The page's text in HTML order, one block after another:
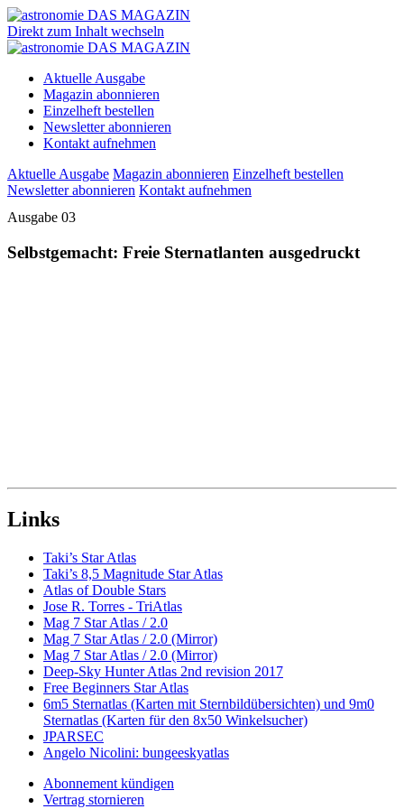
Direkt zum Inhalt wechseln
Aktuelle Ausgabe
Magazin abonnieren
Einzelheft bestellen
Newsletter abonnieren
Kontakt aufnehmen
Aktuelle Ausgabe Magazin abonnieren Einzelheft bestellen
Newsletter abonnieren Kontakt aufnehmen
Ausgabe 03
Selbstgemacht: Freie Sternatlanten ausgedruckt
Links
Taki’s Star Atlas
Taki’s 8,5 Magnitude Star Atlas
Atlas of Double Stars
Jose R. Torres - TriAtlas
Mag 7 Star Atlas / 2.0
Mag 7 Star Atlas / 2.0 (Mirror)
Mag 7 Star Atlas / 2.0 (Mirror)
Deep-Sky Hunter Atlas 2nd revision 2017
Free Beginners Star Atlas
6m5 Sternatlas (Karten mit Sternbildübersichten) und 9m0
Sternatlas (Karten für den 8x50 Winkelsucher)
JPARSEC
Angelo Nicolini: bungeeskyatlas
Abonnement kündigen
Vertrag stornieren